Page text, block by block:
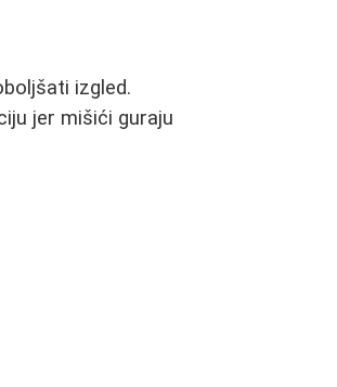
izgled.
jer mišići guraju